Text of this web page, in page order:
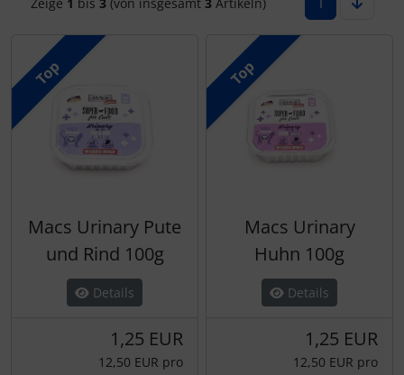
Zeige 1 bis 3(von insgesamt 3Artikeln)
Top
Macs Urinary Pute
und Rind 100g
Details
1,25 EUR
12,50 EUR pro
Top
Macs Urinary
Huhn 100g
Details
1,25 EUR
12,50 EUR pro